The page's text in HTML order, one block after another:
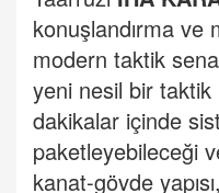
konuşlandırma ve
modern taktik
yeni nesil bir
dakikalar içinde
paketleyebileceği
kanat-gövde